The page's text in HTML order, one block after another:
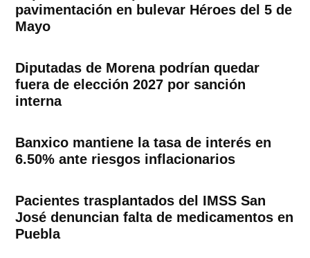
pavimentación en bulevar Héroes del 5 de
Mayo
Diputadas de Morena podrían quedar
fuera de elección 2027 por sanción
interna
Banxico mantiene la tasa de interés en
6.50% ante riesgos inflacionarios
Pacientes trasplantados del IMSS San
José denuncian falta de medicamentos en
Puebla